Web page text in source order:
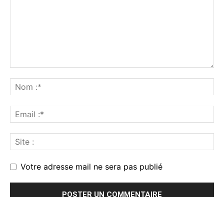
Votre adresse mail ne sera pas publié